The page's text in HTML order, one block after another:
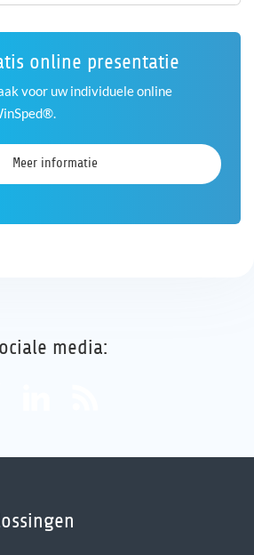
online presentatie
voor uw individuele online
Meer informatie
media: